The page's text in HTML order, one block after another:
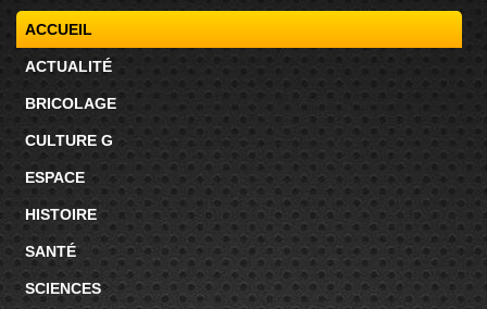
ACCUEIL
ACTUALITÉ
BRICOLAGE
CULTURE G
ESPACE
HISTOIRE
SANTÉ
SCIENCES